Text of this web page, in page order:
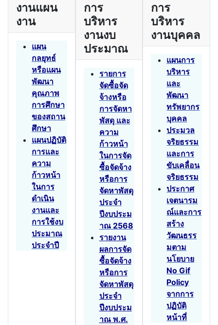
งานแผน
งาน
แผน
กลยุทธ์
หรือแผน
พัฒนา
คุณภาพ
การศึกษา
ของสถาน
ศึกษา
แผนปฏิบัติ
การและ
ความ
ก้าวหน้า
ในการ
ดำเนิน
งานและ
การใช้งบ
ประมาณ
ประจำปี
การ
บริหาร
งานงบ
ประมาณ
รายการ
จัดซื้อจัด
จ้างหรือ
การจัดหา
พัสดุ และ
ความ
ก้าวหน้า
ในการจัด
ซื้อจัดจ้าง
หรือการ
จัดหาพัสดุ
ประจำ
ปีงบประม
าณ 2568
รายงาน
ผลการจัด
ซื้อจัดจ้าง
หรือการ
จัดหาพัสดุ
ประจำ
ปีงบประม
าณ พ.ศ.
การ
บริหาร
งานบุคคล
แผนการ
บริหาร
และ
พัฒนา
ทรัพยากร
บุคคล
ประมวล
จริยธรรม
และการ
ขับเคลื่อน
จริยธรรม
ประกาศ
เจตนารม
ณ์และการ
สร้าง
วัฒนธรร
มตาม
นโยบาย
No Gif
Policy
จากการ
ปฏิบัติ
หน้าที่